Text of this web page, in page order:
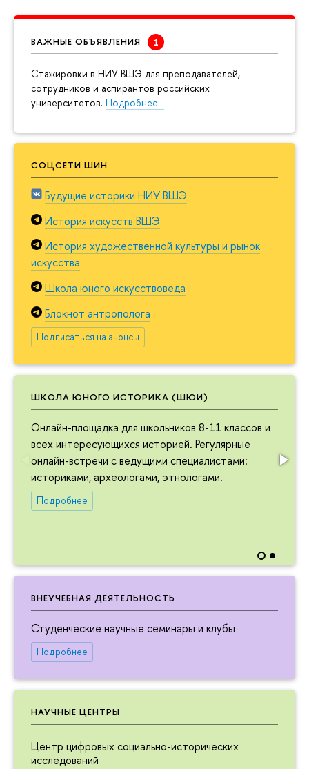
ВАЖНЫЕ ОБЪЯВЛЕНИЯ
Cтажировки в НИУ ВШЭ для преподавателей,
сотрудников и аспирантов российских
университетов. Подробнее…
СОЦСЕТИ ШИН
Будущие историки НИУ ВШЭ
История искусств ВШЭ
История художественной культуры и рынок
искусства
Школа юного искусствоведа
Блокнот антрополога
Подписаться на анонсы
ШКОЛА ЮНОГО ИСТОРИКА (ШЮИ)
Онлайн-площадка для школьников 8-11 классов и
всех интересующихся историей. Регулярные
онлайн-встречи с ведущими специалистами:
историками, археологами, этнологами.
Подробнее
ВНЕУЧЕБНАЯ ДЕЯТЕЛЬНОСТЬ
Студенческие научные семинары и клубы
Подробнее
НАУЧНЫЕ ЦЕНТРЫ
Центр цифровых социально-исторических
исследований